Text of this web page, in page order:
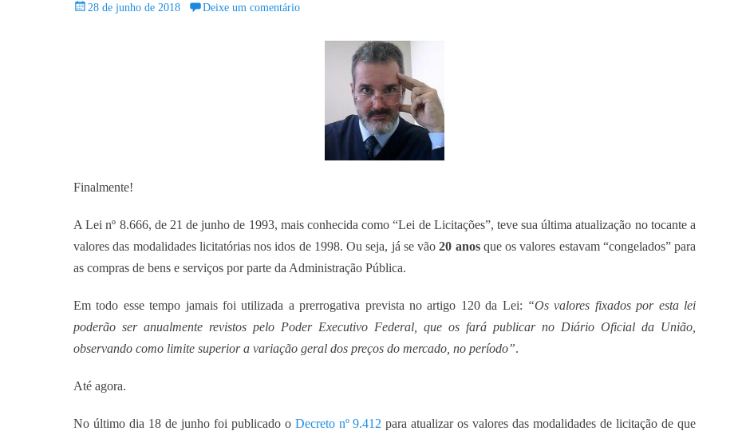
Posted28 de junho de 2018 Deixe um comentário
Finalmente!
A Lei nº 8.666, de 21 de junho de 1993, mais conhecida como “Lei de Licitações”, teve sua última atualização no tocante a
valores das modalidades licitatórias nos idos de 1998. Ou seja, já se vão20 anosque os valores estavam “congelados” para
as compras de bens e serviços por parte da Administração Pública.
Em todo esse tempo jamais foi utilizada a prerrogativa prevista no artigo 120 da Lei: “Os valores fixados por esta lei
poderão ser anualmente revistos pelo Poder Executivo Federal, que os fará publicar no Diário Oficial da União,
observando como limite superior a variação geral dos preços do mercado, no período”.
Até agora.
No último dia 18 de junho foi publicado o Decreto nº 9.412 para atualizar os valores das modalidades de licitação de que